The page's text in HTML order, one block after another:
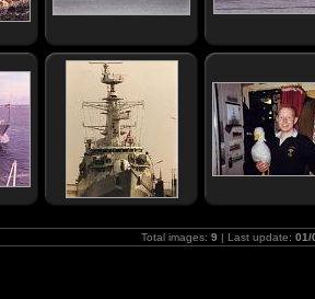
Total images: 9 | Last update: 01/